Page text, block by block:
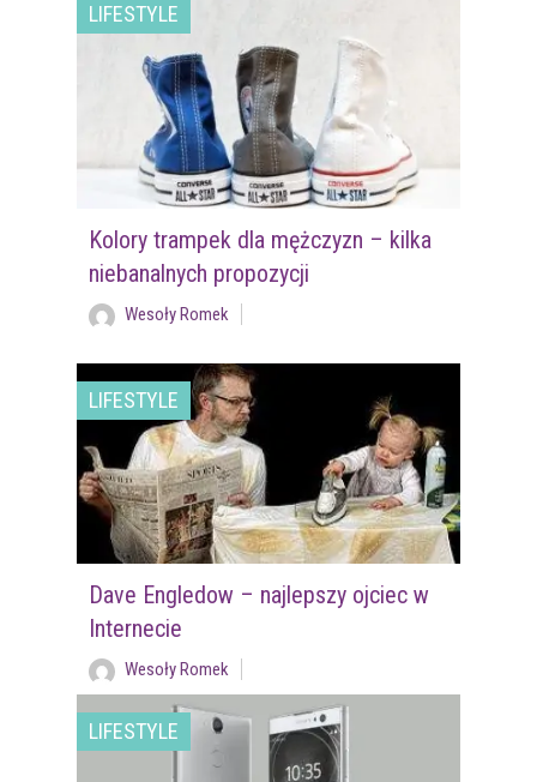
LIFESTYLE
Kolory trampek dla mężczyzn – kilka
niebanalnych propozycji
Wesoły Romek
LIFESTYLE
Dave Engledow – najlepszy ojciec w
Internecie
Wesoły Romek
LIFESTYLE